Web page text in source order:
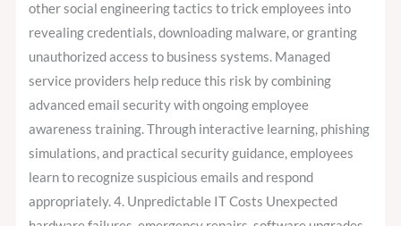
other social engineering tactics to trick employees into
revealing credentials, downloading malware, or granting
unauthorized access to business systems. Managed
service providers help reduce this risk by combining
advanced email security with ongoing employee
awareness training. Through interactive learning, phishing
simulations, and practical security guidance, employees
learn to recognize suspicious emails and respond
appropriately. 4. Unpredictable IT Costs Unexpected